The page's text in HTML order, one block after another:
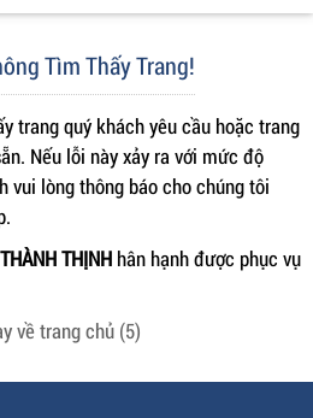
Tìm Thấy Trang!
trang quý khách yêu cầu hoặc trang
Nếu lỗi này xảy ra với mức độ
vui lòng thông báo cho chúng tôi
THỊNH hân hạnh được phục vụ
về trang chủ (4)